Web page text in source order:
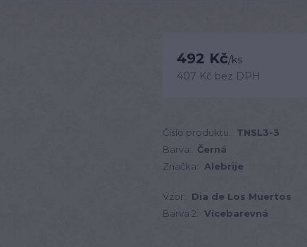
492 Kč/ks
407 Kč bez DPH
Číslo produktu: TNSL3-3
Barva:
Černá
Značka:
Alebrije
Vzor:
Dia de Los Muertos
Barva 2: Vícebarevná